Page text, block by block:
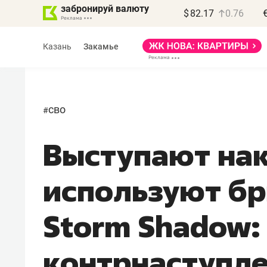
забронируй валюту $ 82.17 0.76
Казань Закамье
#сво
Выступают
используют
Storm
Василь Мазитов
МАРТ
«Не зная местных
правил, бизнес может
потерять минимум